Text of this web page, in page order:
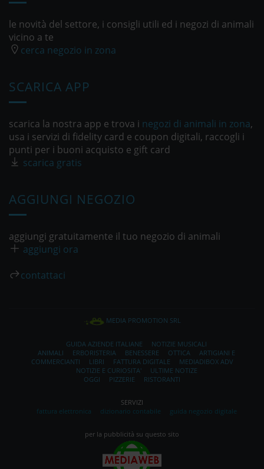
le novità del settore, i consigli utili ed i negozi di animali
vicino a te
cerca negozio in zona
SCARICA APP
scarica la nostra app e trova i negozi di animali in zona,
usa i servizi di fidelity card e coupon digitali, raccogli i
punti per i buoni acquisto e gift card
scarica gratis
AGGIUNGI NEGOZIO
aggiungi gratuitamente il tuo negozio di animali
aggiungi ora
contattaci
MEDIA PROMOTION SRL
GUIDA AZIENDE ITALIANE
NOTIZIE MUSICALI
ANIMALI
ERBORISTERIA BENESSERE OTTICA
ARTIGIANI E
COMMERCIANTI
LIBRI FATTURA DIGITALE
MEDIADIBOX ADV
NOTIZIE E CURIOSITA'
ULTIME NOTIZE
OGGI
PIZZERIE RISTORANTI
SERVIZI
fattura elettronica
dizionario contabile guida negozio digitale
per la pubblicità su questo sito